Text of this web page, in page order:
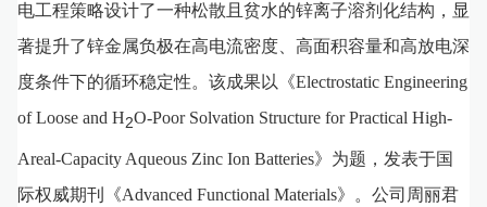
电工程策略设计了一种松散且贫水的锌离子溶剂化结构，显
著提升了锌金属负极在高电流密度、高面积容量和高放电深
度条件下的循环稳定性。该成果以《Electrostatic Engineering
of Loose and H2O‐Poor Solvation Structure for Practical High-
Areal-Capacity Aqueous Zinc Ion Batteries》为题，发表于国
际权威期刊《Advanced Functional Materials》。公司周丽君